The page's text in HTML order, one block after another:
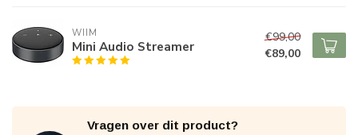
WIIM
Mini Audio Streamer
€99,00
€89,00
Vragen over dit product?